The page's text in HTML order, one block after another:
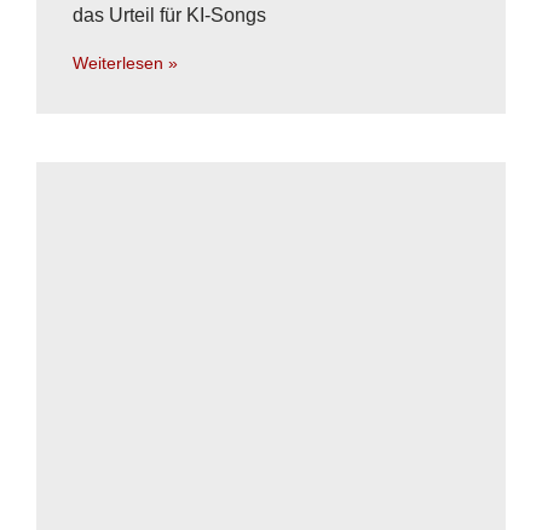
das Urteil für KI-Songs
Weiterlesen »